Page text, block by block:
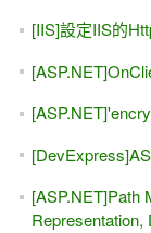
[IIS]設定IIS的
[ASP.NET]Path
Representation,